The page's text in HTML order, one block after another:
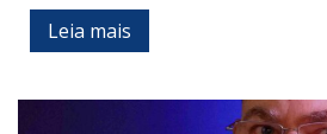
Leia mais